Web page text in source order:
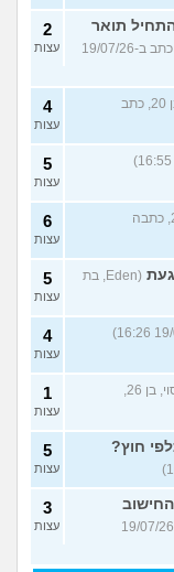
תואר
(מדמח, בן 21, כתב ב-19/07/26
2
עצות
(אודי, בן 20, כתב
4
עצות
5
עצות
(היוש, בת 29, כתבה
6
עצות
(Eden, בת
5
עצות
4
עצות
(חסוי, בן 26,
1
עצות
חוץ? 5
עצות
(ירין, בת 19, כתבה ב-19/07/26
3
עצות